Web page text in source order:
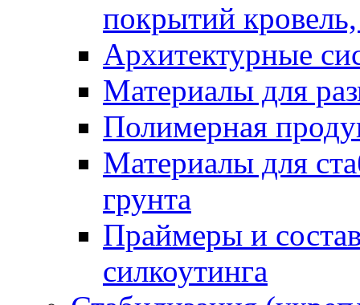
покрытий
Архитектурные
Материалы для
Полимерная
Материалы для
грунта
Праймеры и
силкоутинга